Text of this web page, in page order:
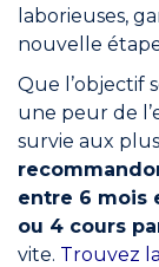
laborieuses,
nouvelle
Que l’objectif
une peur de
survie aux
entre 6 mois
ou 4 cours
vite. Trouvez